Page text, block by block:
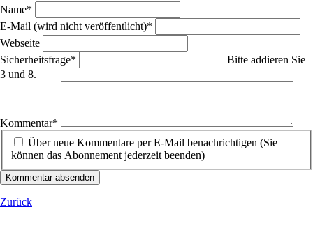
Pflichtfeld
Name*
Pflichtfeld
E-Mail (wird nicht veröffentlicht)*
Webseite
Pflichtfeld
Sicherheitsfrage*
Bitte addieren Sie
3 und 8.
Kommentar*
Über neue Kommentare per E-Mail benachrichtigen (Sie
können das Abonnement jederzeit beenden)
Kommentar absenden
Zurück